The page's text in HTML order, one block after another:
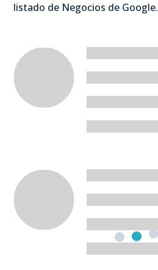
listado de Negocios de Google.